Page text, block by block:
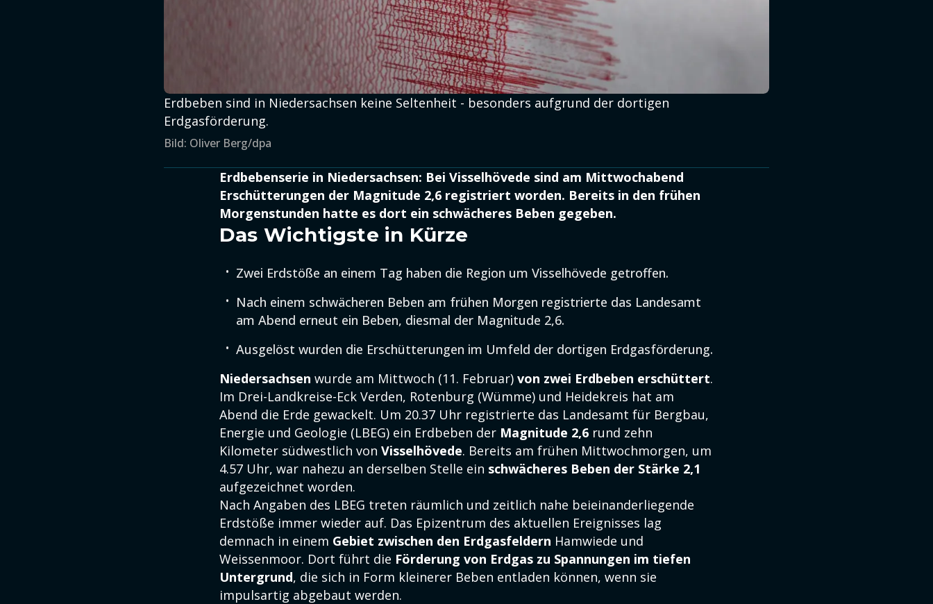
Erdbeben sind in Niedersachsen keine Seltenheit - besonders aufgrund der dortigen
Erdgasförderung.
Bild: Oliver Berg/dpa
Erdbebenserie in Niedersachsen: Bei Visselhövede sind am Mittwochabend
Erschütterungen der Magnitude 2,6 registriert worden. Bereits in den frühen
Morgenstunden hatte es dort ein schwächeres Beben gegeben.
Das Wichtigste in Kürze
Zwei Erdstöße an einem Tag haben die Region um Visselhövede getroffen.
Nach einem schwächeren Beben am frühen Morgen registrierte das Landesamt
am Abend erneut ein Beben, diesmal der Magnitude 2,6.
Ausgelöst wurden die Erschütterungen im Umfeld der dortigen Erdgasförderung.
Niedersachsen wurde am Mittwoch (11. Februar) von zwei Erdbeben erschüttert.
Im Drei-Landkreise-Eck Verden, Rotenburg (Wümme) und Heidekreis hat am
Abend die Erde gewackelt. Um 20.37 Uhr registrierte das Landesamt für Bergbau,
Energie und Geologie (LBEG) ein Erdbeben der Magnitude 2,6 rund zehn
Kilometer südwestlich von Visselhövede. Bereits am frühen Mittwochmorgen, um
4.57 Uhr, war nahezu an derselben Stelle ein schwächeres Beben der Stärke 2,1
aufgezeichnet worden.
Nach Angaben des LBEG treten räumlich und zeitlich nahe beieinanderliegende
Erdstöße immer wieder auf. Das Epizentrum des aktuellen Ereignisses lag
demnach in einem Gebiet zwischen den Erdgasfeldern Hamwiede und
Weissenmoor. Dort führt die Förderung von Erdgas zu Spannungen im tiefen
Untergrund, die sich in Form kleinerer Beben entladen können, wenn sie
impulsartig abgebaut werden.